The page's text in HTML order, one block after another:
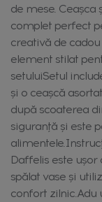
de mese.
complet perfect
creativă de
element stilat
setuluiSetul
și o ceașcă
după scoaterea
siguranță și este
Daffelis este
spălat vase și
confort